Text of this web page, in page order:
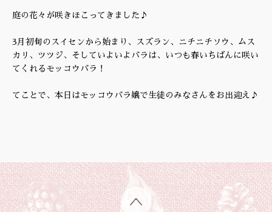
庭の花々が咲きほこってきました♪
3月初旬のスイセンから始まり、スズラン、ニチニチソウ、ムス
カリ、ツツジ、そしていよいよバラは、いつも春いちばんに咲い
てくれるモッコウバラ！
てことで、本日はモッコウバラ嬢で生徒のみなさんをお出迎え♪